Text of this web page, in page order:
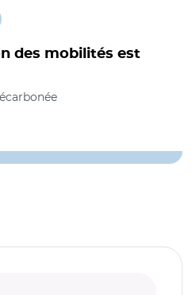
des mobilités est